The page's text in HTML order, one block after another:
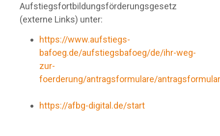
Aufstiegsfortbildungsförderungsgesetz
(externe Links) unter:
https://www.aufstiegs-
bafoeg.de/aufstiegsbafoeg/de/ihr-weg-
zur-
foerderung/antragsformulare/
https://afbg-digital.de/start